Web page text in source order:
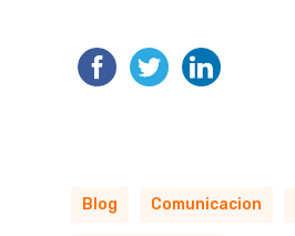
Blog Comunicacion